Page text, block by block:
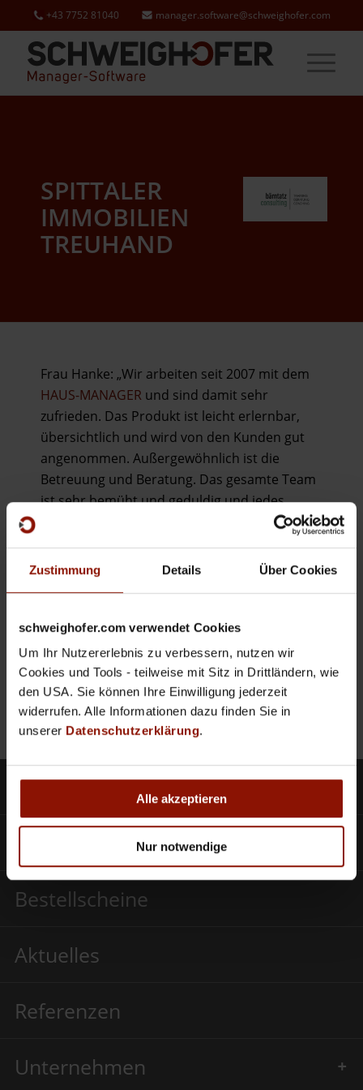
Zustimmung Details Über Cookies
schweighofer.com verwendet Cookies
Um Ihr Nutzererlebnis zu verbessern, nutzen wir
Cookies und Tools - teilweise mit Sitz in Drittländern, wie
den USA. Sie können Ihre Einwilligung jederzeit
widerrufen. Alle Informationen dazu finden Sie in
unserer Datenschutzerklärung.
Alle akzeptieren
Nur notwendige
+43 7752 81040 manager.software@schweighofer.com
SPITTALER
IMMOBILIEN
TREUHAND
Frau Hanke: „Wir arbeiten seit 2007 mit dem
HAUS-MANAGER und sind damit sehr
zufrieden. Das Produkt ist leicht erlernbar,
übersichtlich und wird von den Kunden gut
angenommen. Außergewöhnlich ist die
Betreuung und Beratung. Das gesamte Team
ist sehr bemüht und geduldig und jedes
SPITTALER IMMOBILIEN TREUHAND
A-9800 Spittal/Drau
hanke@baerntatz.at
http://www.spittaler-hausverwaltung.at
Produkte
SCHWEIGHOFER CLOUD
Bestellscheine
Aktuelles
Referenzen
Unternehmen